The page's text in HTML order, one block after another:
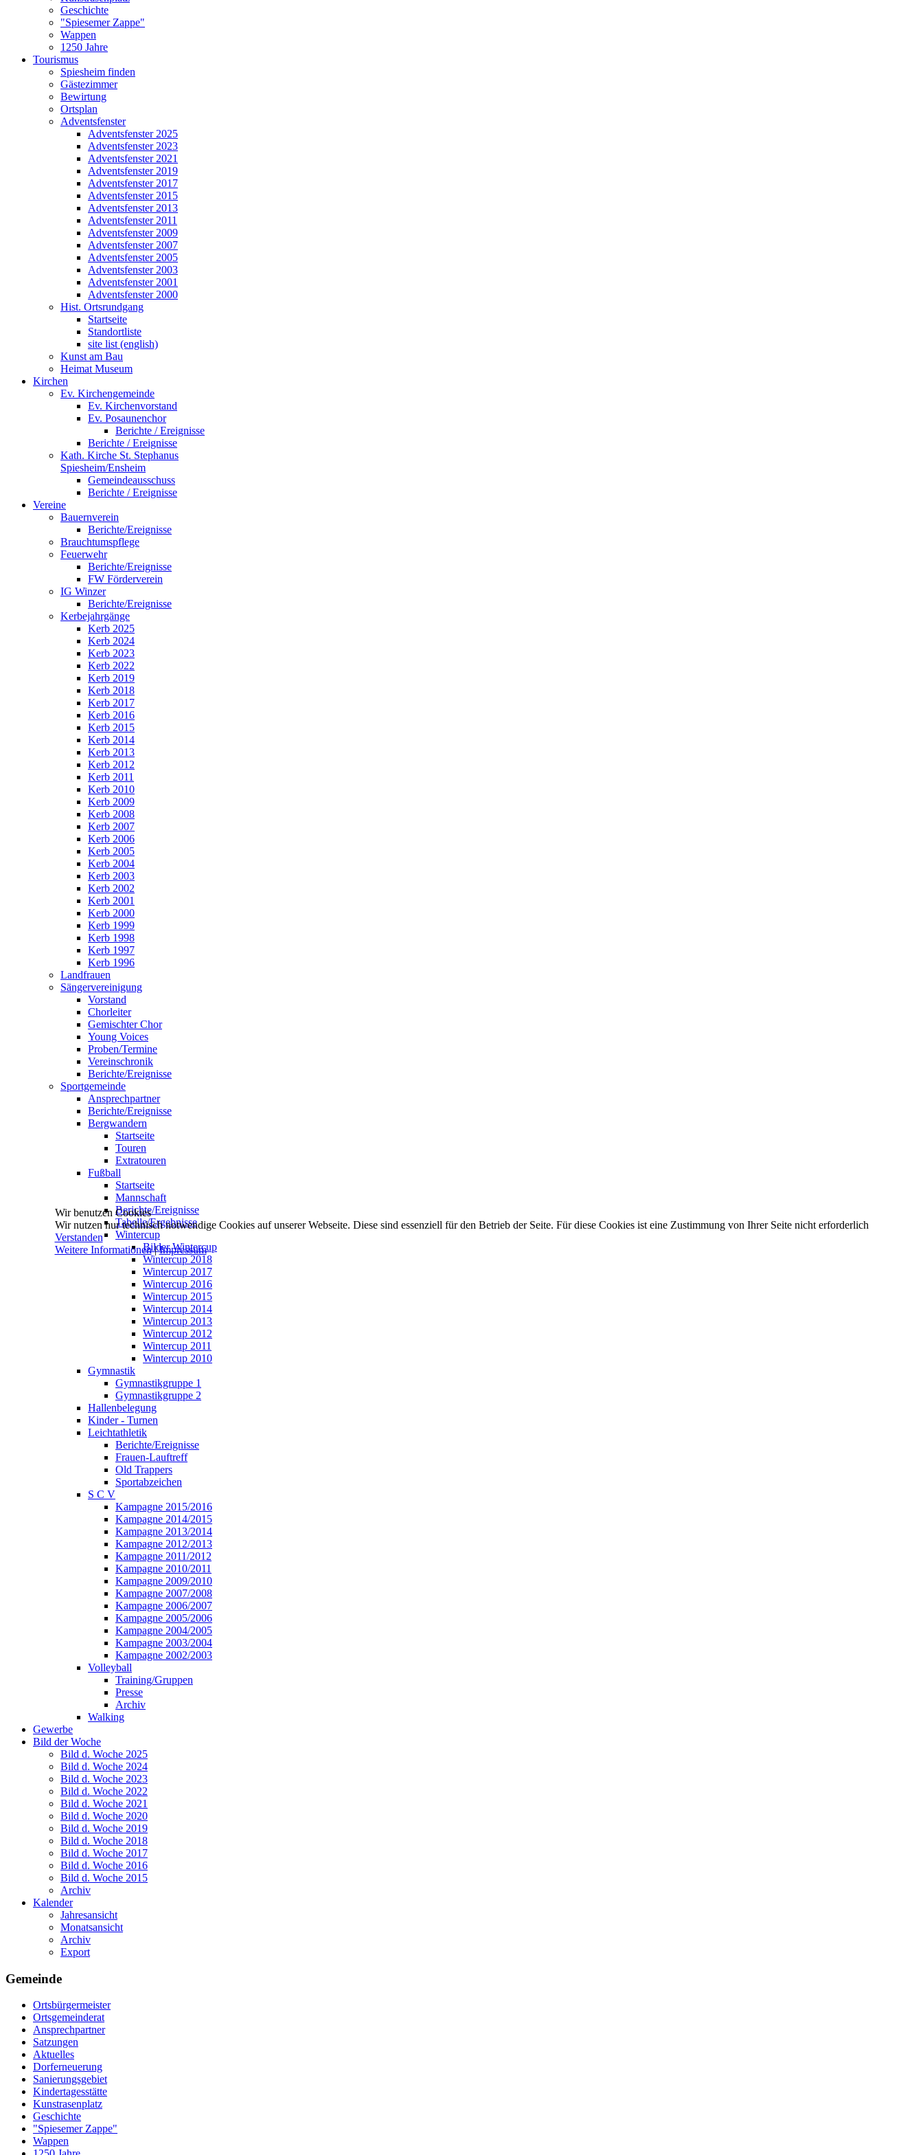
Geschichte
"Spiesemer Zappe"
Wappen
1250 Jahre
Tourismus
Spiesheim finden
Gästezimmer
Bewirtung
Ortsplan
Adventsfenster
Adventsfenster 2025
Adventsfenster 2023
Adventsfenster 2021
Adventsfenster 2019
Adventsfenster 2017
Adventsfenster 2015
Adventsfenster 2013
Adventsfenster 2011
Adventsfenster 2009
Adventsfenster 2007
Adventsfenster 2005
Adventsfenster 2003
Adventsfenster 2001
Adventsfenster 2000
Hist. Ortsrundgang
Startseite
Standortliste
site list (english)
Kunst am Bau
Heimat Museum
Kirchen
Ev. Kirchengemeinde
Ev. Kirchenvorstand
Ev. Posaunenchor
Berichte / Ereignisse
Berichte / Ereignisse
Kath. Kirche St. Stephanus
Spiesheim/Ensheim
Gemeindeausschuss
Berichte / Ereignisse
Vereine
Bauernverein
Berichte/Ereignisse
Brauchtumspflege
Feuerwehr
Berichte/Ereignisse
FW Förderverein
IG Winzer
Berichte/Ereignisse
Kerbejahrgänge
Kerb 2025
Kerb 2024
Kerb 2023
Kerb 2022
Kerb 2019
Kerb 2018
Kerb 2017
Kerb 2016
Kerb 2015
Kerb 2014
Kerb 2013
Kerb 2012
Kerb 2011
Kerb 2010
Kerb 2009
Kerb 2008
Kerb 2007
Kerb 2006
Kerb 2005
Kerb 2004
Kerb 2003
Kerb 2002
Kerb 2001
Kerb 2000
Kerb 1999
Kerb 1998
Kerb 1997
Kerb 1996
Landfrauen
Sängervereinigung
Vorstand
Chorleiter
Gemischter Chor
Young Voices
Proben/Termine
Vereinschronik
Berichte/Ereignisse
Sportgemeinde
Ansprechpartner
Berichte/Ereignisse
Bergwandern
Startseite
Touren
Extratouren
Fußball
Startseite
Mannschaft
Berichte/Ereignisse
Tabelle/Ergebnisse
Wintercup
Bilder Wintercup
Wintercup 2018
Wintercup 2017
Wintercup 2016
Wintercup 2015
Wintercup 2014
Wintercup 2013
Wintercup 2012
Wintercup 2011
Wintercup 2010
Gymnastik
Gymnastikgruppe 1
Gymnastikgruppe 2
Hallenbelegung
Kinder - Turnen
Leichtathletik
Berichte/Ereignisse
Frauen-Lauftreff
Old Trappers
Sportabzeichen
S C V
Kampagne 2015/2016
Kampagne 2014/2015
Kampagne 2013/2014
Kampagne 2012/2013
Kampagne 2011/2012
Kampagne 2010/2011
Kampagne 2009/2010
Kampagne 2007/2008
Kampagne 2006/2007
Kampagne 2005/2006
Kampagne 2004/2005
Kampagne 2003/2004
Kampagne 2002/2003
Volleyball
Training/Gruppen
Presse
Archiv
Walking
Gewerbe
Bild der Woche
Bild d. Woche 2025
Bild d. Woche 2024
Bild d. Woche 2023
Bild d. Woche 2022
Bild d. Woche 2021
Bild d. Woche 2020
Bild d. Woche 2019
Bild d. Woche 2018
Bild d. Woche 2017
Bild d. Woche 2016
Bild d. Woche 2015
Archiv
Kalender
Jahresansicht
Monatsansicht
Archiv
Export
Gemeinde
Ortsbürgermeister
Ortsgemeinderat
Ansprechpartner
Satzungen
Aktuelles
Dorferneuerung
Sanierungsgebiet
Kindertagesstätte
Kunstrasenplatz
Geschichte
"Spiesemer Zappe"
Wappen
Wir benutzen Cookies
Wir nutzen nur technisch notwendige Cookies auf unserer Webseite. Diese sind essenziell für den Betrieb der Seite. Für diese Cookies ist eine Zustimmung von Ihrer Seite nicht erforderlich
Verstanden
Weitere Informationen|Impressum